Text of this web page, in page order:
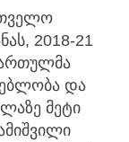
2018-21
და
მეტი